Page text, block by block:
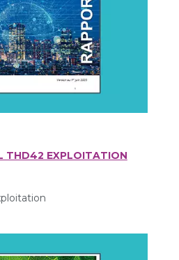
THD42 EXPLOITATION